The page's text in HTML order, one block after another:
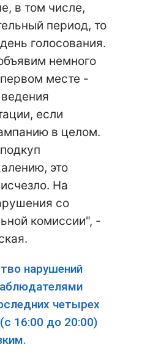
в том числе,
период, то
голосования.
немного
месте -
если
в целом.
это
На
со
комиссии", -
нарушений
четырех
16:00 до 20:00)